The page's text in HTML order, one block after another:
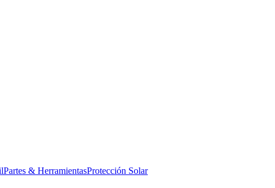
Partes & HerramientasProtección Solar